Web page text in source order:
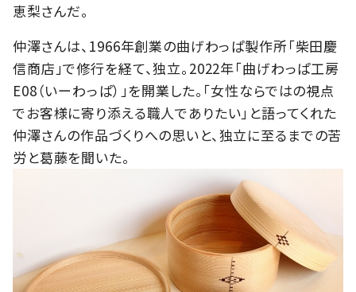
恵梨さんだ。
仲澤さんは、1966年創業の曲げわっぱ製作所「柴田慶
信商店」で修行を経て、独立。2022年「曲げわっぱ工房
E08（いーわっぱ）」を開業した。「女性ならではの視点
でお客様に寄り添える職人でありたい」と語ってくれた
仲澤さんの作品づくりへの思いと、独立に至るまでの苦
労と葛藤を聞いた。